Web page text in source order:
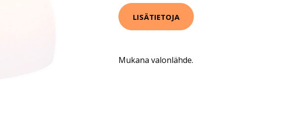
LISÄTIETOJA
Mukana valonlähde.